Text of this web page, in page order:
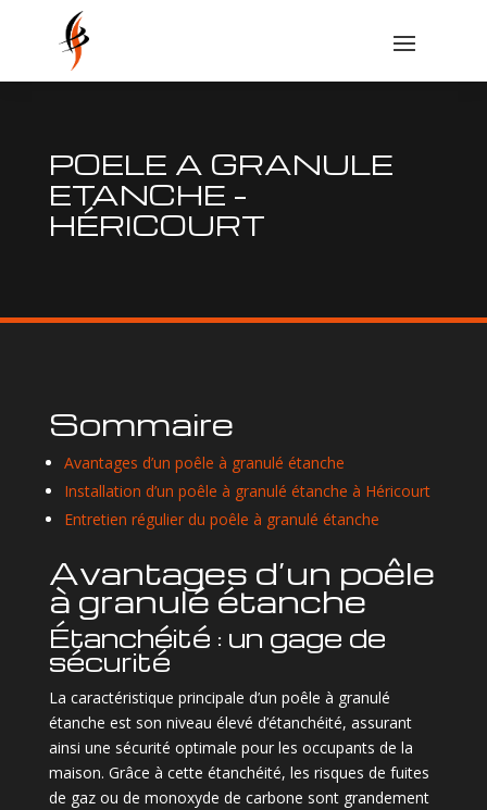
POELE A GRANULE
ETANCHE –
HÉRICOURT
Sommaire
Avantages d’un poêle à granulé étanche
Installation d’un poêle à granulé étanche à Héricourt
Entretien régulier du poêle à granulé étanche
Avantages d’un poêle
à granulé étanche
Étanchéité : un gage de
sécurité
La caractéristique principale d’un poêle à granulé
étanche est son niveau élevé d’étanchéité, assurant
ainsi une sécurité optimale pour les occupants de la
maison. Grâce à cette étanchéité, les risques de fuites
de gaz ou de monoxyde de carbone sont grandement